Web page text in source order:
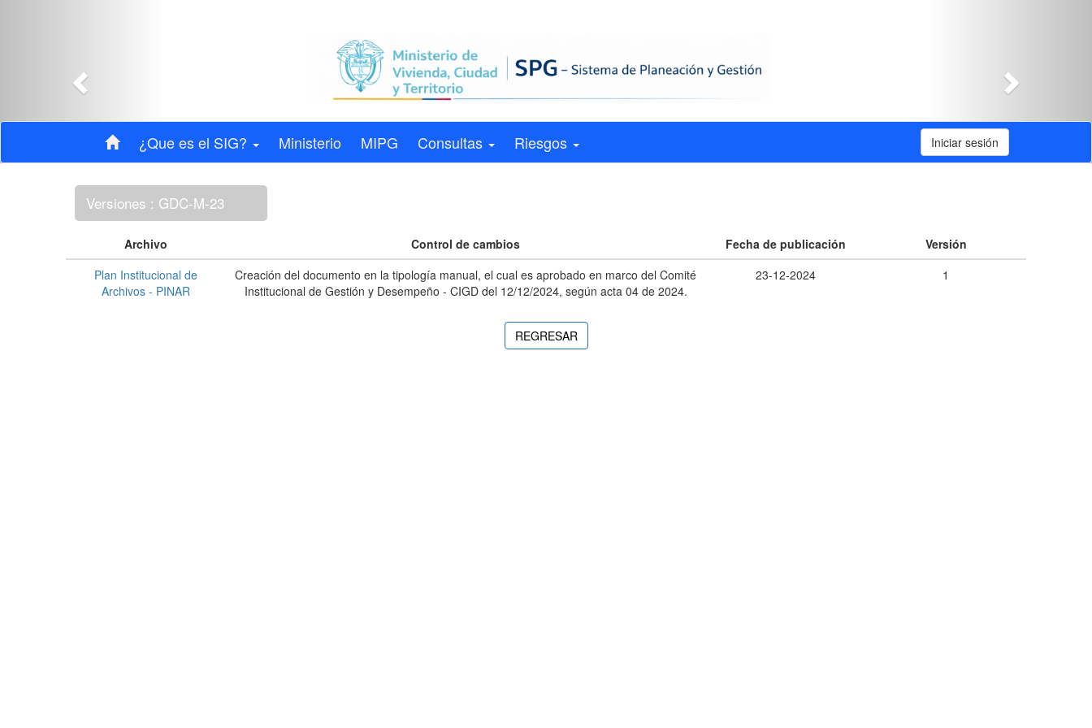
¿Que es el SIG? Ministerio MIPG Consultas Riesgos Iniciar sesión
Versiones : GDC-M-23
Archivo Control de cambios Fecha de publicación
Versión
Plan Institucional de
Archivos - PINAR
Creación del documento en la tipología manual, el cual es aprobado en marco del Comité
Institucional de Gestión y Desempeño - CIGD del 12/12/2024, según acta 04 de 2024.
23-12-2024 1